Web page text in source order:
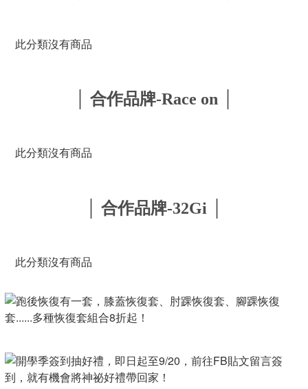
此分類沒有商品
│ 合作品牌-Race on │
此分類沒有商品
│ 合作品牌-32Gi │
此分類沒有商品